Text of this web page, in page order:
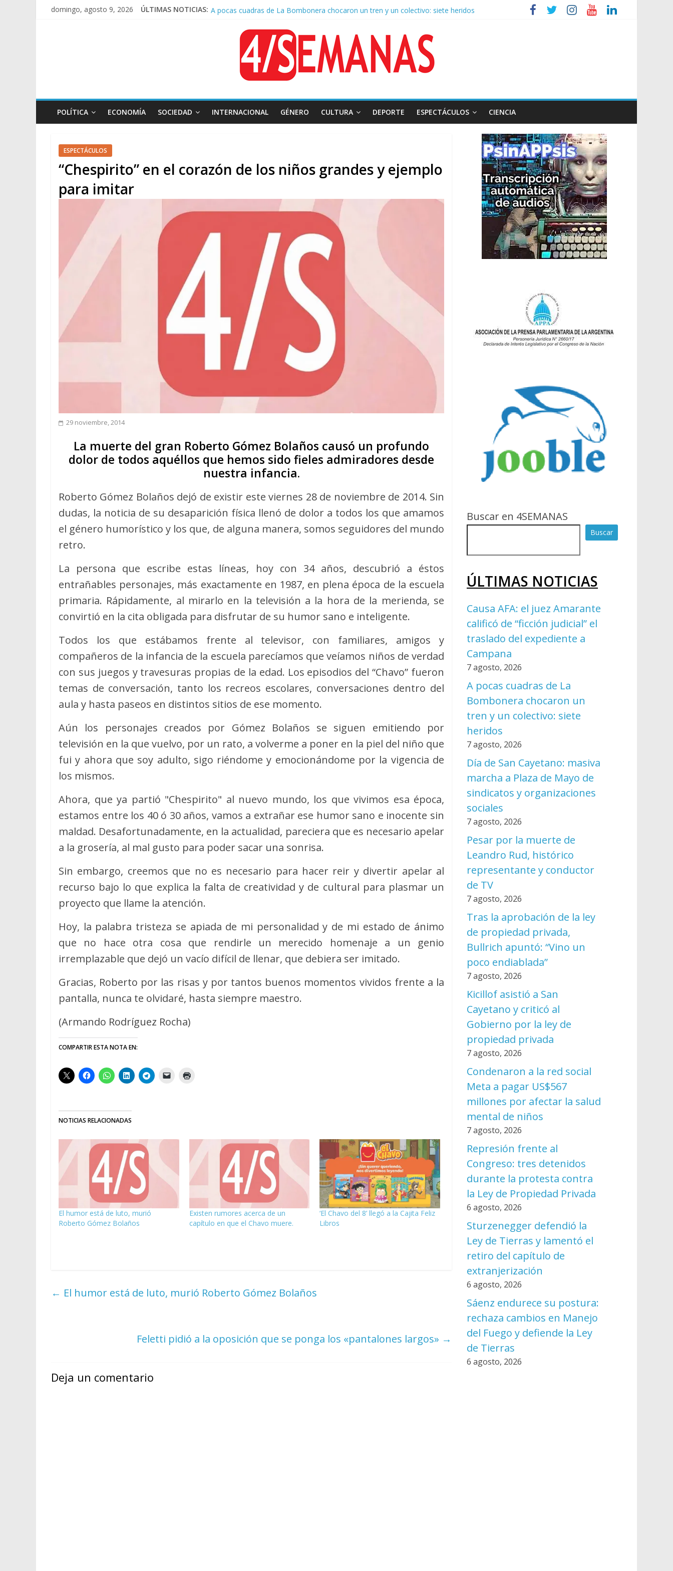
domingo, agosto 9, 2026 ÚLTIMAS NOTICIAS: A pocas cuadras de La Bombonera chocaron un tren y un colectivo: siete heridos
Pesar por la muerte de Leandro Rud, histórico representante y conductor de TV
Tras la aprobación de la ley de propiedad privada, Bullrich apuntó: “Vino un poco endiablada”
POLÍTICA ECONOMÍA SOCIEDAD INTERNACIONAL GÉNERO CULTURA DEPORTE ESPECTÁCULOS CIENCIA
ESPECTÁCULOS
“Chespirito” en el corazón de los niños grandes y ejemplo
para imitar
29 noviembre, 2014
La muerte del gran Roberto Gómez Bolaños causó un profundo
dolor de todos aquéllos que hemos sido fieles admiradores desde
nuestra infancia.
Roberto Gómez Bolaños dejó de existir este viernes 28 de noviembre de 2014. Sin
dudas, la noticia de su desaparición física llenó de dolor a todos los que amamos
el género humorístico y los que, de alguna manera, somos seguidores del mundo
retro.
La persona que escribe estas líneas, hoy con 34 años, descubrió a éstos
entrañables personajes, más exactamente en 1987, en plena época de la escuela
primaria. Rápidamente, al mirarlo en la televisión a la hora de la merienda, se
convirtió en la cita obligada para disfrutar de su humor sano e inteligente.
Todos los que estábamos frente al televisor, con familiares, amigos y
compañeros de la infancia de la escuela parecíamos que veíamos niños de verdad
con sus juegos y travesuras propias de la edad. Los episodios del “Chavo” fueron
temas de conversación, tanto los recreos escolares, conversaciones dentro del
aula y hasta paseos en distintos sitios de ese momento.
Aún los personajes creados por Gómez Bolaños se siguen emitiendo por
televisión en la que vuelvo, por un rato, a volverme a poner en la piel del niño que
fui y ahora que soy adulto, sigo riéndome y emocionándome por la vigencia de
los mismos.
Ahora, que ya partió "Chespirito" al nuevo mundo, los que vivimos esa época,
estamos entre los 40 ó 30 años, vamos a extrañar ese humor sano e inocente sin
maldad. Desafortunadamente, en la actualidad, pareciera que es necesario apelar
a la grosería, al mal gusto para poder sacar una sonrisa.
Sin embargo, creemos que no es necesario para hacer reir y divertir apelar al
recurso bajo lo que explica la falta de creatividad y de cultural para plasmar un
proyecto que llame la atención.
Hoy, la palabra tristeza se apiada de mi personalidad y de mi estado de ánimo
que no hace otra cosa que rendirle un merecido homenaje a un genio
irremplazable que dejó un vacío difícil de llenar, que debiera ser imitado.
Gracias, Roberto por las risas y por tantos buenos momentos vividos frente a la
pantalla, nunca te olvidaré, hasta siempre maestro.
(Armando Rodríguez Rocha)
COMPARTIR ESTA NOTA EN:
NOTICIAS RELACIONADAS
El humor está de luto, murió
Roberto Gómez Bolaños
Existen rumores acerca de un
capítulo en que el Chavo muere.
‘El Chavo del 8’ llegó a la Cajita Feliz
Libros
← El humor está de luto, murió Roberto Gómez Bolaños
Feletti pidió a la oposición que se ponga los «pantalones largos» →
Deja un comentario
Buscar en 4SEMANAS
Buscar
ÚLTIMAS NOTICIAS
Causa AFA: el juez Amarante
calificó de “ficción judicial” el
traslado del expediente a
Campana
7 agosto, 2026
A pocas cuadras de La
Bombonera chocaron un
tren y un colectivo: siete
heridos
7 agosto, 2026
Día de San Cayetano: masiva
marcha a Plaza de Mayo de
sindicatos y organizaciones
sociales
7 agosto, 2026
Pesar por la muerte de
Leandro Rud, histórico
representante y conductor
de TV
7 agosto, 2026
Tras la aprobación de la ley
de propiedad privada,
Bullrich apuntó: “Vino un
poco endiablada”
7 agosto, 2026
Kicillof asistió a San
Cayetano y criticó al
Gobierno por la ley de
propiedad privada
7 agosto, 2026
Condenaron a la red social
Meta a pagar US$567
millones por afectar la salud
mental de niños
7 agosto, 2026
Represión frente al
Congreso: tres detenidos
durante la protesta contra
la Ley de Propiedad Privada
6 agosto, 2026
Sturzenegger defendió la
Ley de Tierras y lamentó el
retiro del capítulo de
extranjerización
6 agosto, 2026
Sáenz endurece su postura:
rechaza cambios en Manejo
del Fuego y defiende la Ley
de Tierras
6 agosto, 2026